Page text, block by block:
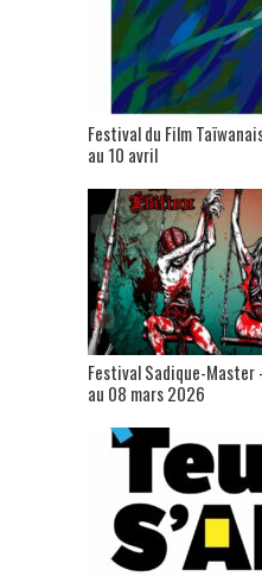
Festival du Film
au 10 avril
Festival Sadique-
au 08 mars 2026